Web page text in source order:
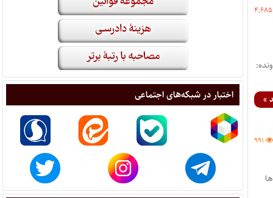
۴,۶۸۵
7/1405/177 شماره پرونده:
»
۹۹۱
اختبار در شبکه‌های اجتماعی